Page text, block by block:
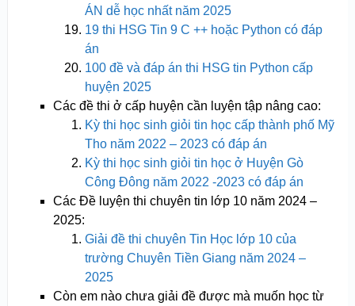
ÁN dễ học nhất năm 2025
19 thi HSG Tin 9 C ++ hoặc Python có đáp
án
100 đề và đáp án thi HSG tin Python cấp
huyện 2025
Các đề thi ở cấp huyện cần luyện tập nâng cao:
Kỳ thi học sinh giỏi tin học cấp thành phố Mỹ
Tho năm 2022 – 2023 có đáp án
Kỳ thi học sinh giỏi tin học ở Huyện Gò
Công Đông năm 2022 -2023 có đáp án
Các Đề luyện thi chuyên tin lớp 10 năm 2024 –
2025:
Giải đề thi chuyên Tin Học lớp 10 của
trường Chuyên Tiền Giang năm 2024 –
2025
Còn em nào chưa giải đề được mà muốn học từ